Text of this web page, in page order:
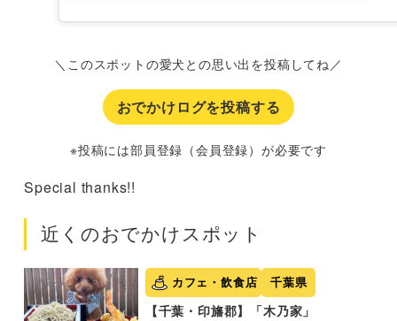
＼このスポットの愛犬との思い出を投稿してね／
おでかけログを投稿する
※投稿には部員登録（会員登録）が必要です
Special thanks!!
近くのおでかけスポット
カフェ・飲食店 千葉県
【千葉・印旛郡】「木乃家」